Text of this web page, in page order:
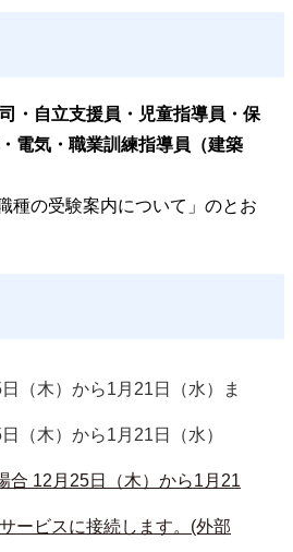
・自立支援員・児童指導員・保
電気・職業訓練指導員（建築
種の受験案内について」のとお
（木）から1月21日（水）ま
（木）から1月21日（水）
合 12月25日（木）から1月21
ービスに接続します。(外部